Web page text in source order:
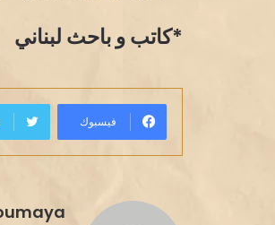
*كاتب و باحث لبناني
فيسبوك